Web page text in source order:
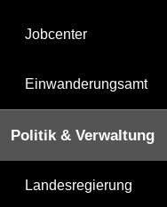
Jobcenter
Einwanderungsamt
Politik & Verwaltung
Landesregierung